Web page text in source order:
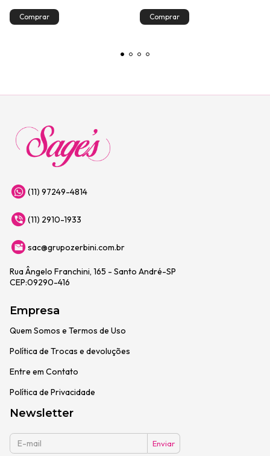
(11) 97249-4814
(11) 2910-1933
sac@grupozerbini.com.br
Rua Ângelo Franchini, 165 - Santo André-SP
CEP:09290-416
Empresa
Quem Somos e Termos de Uso
Política de Trocas e devoluções
Entre em Contato
Política de Privacidade
Newsletter